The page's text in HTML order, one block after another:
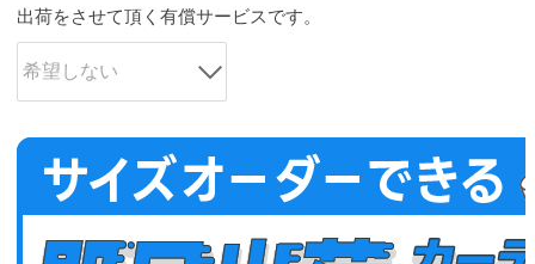
出荷をさせて頂く有償サービスです。